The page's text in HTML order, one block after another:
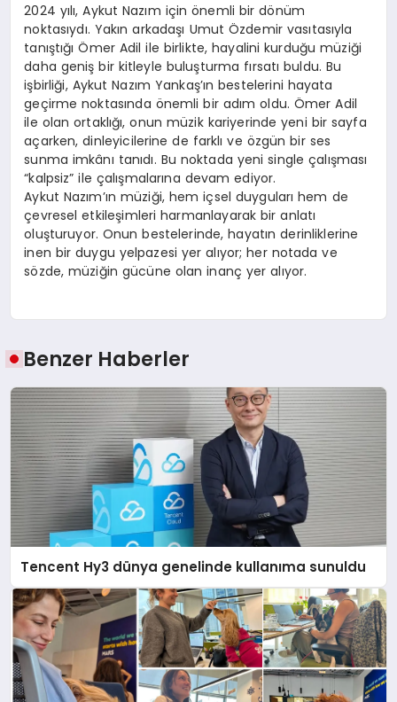
2024 yılı, Aykut Nazım için önemli bir dönüm
noktasıydı. Yakın arkadaşı Umut Özdemir vasıtasıyla
tanıştığı Ömer Adil ile birlikte, hayalini kurduğu müziği
daha geniş bir kitleyle buluşturma fırsatı buldu. Bu
işbirliği, Aykut Nazım Yankaş’ın bestelerini hayata
geçirme noktasında önemli bir adım oldu. Ömer Adil
ile olan ortaklığı, onun müzik kariyerinde yeni bir sayfa
açarken, dinleyicilerine de farklı ve özgün bir ses
sunma imkânı tanıdı. Bu noktada yeni single çalışması
“kalpsiz” ile çalışmalarına devam ediyor.
Aykut Nazım’ın müziği, hem içsel duyguları hem de
çevresel etkileşimleri harmanlayarak bir anlatı
oluşturuyor. Onun bestelerinde, hayatın derinliklerine
inen bir duygu yelpazesi yer alıyor; her notada ve
sözde, müziğin gücüne olan inanç yer alıyor.
Benzer Haberler
Tencent Hy3 dünya genelinde kullanıma sunuldu